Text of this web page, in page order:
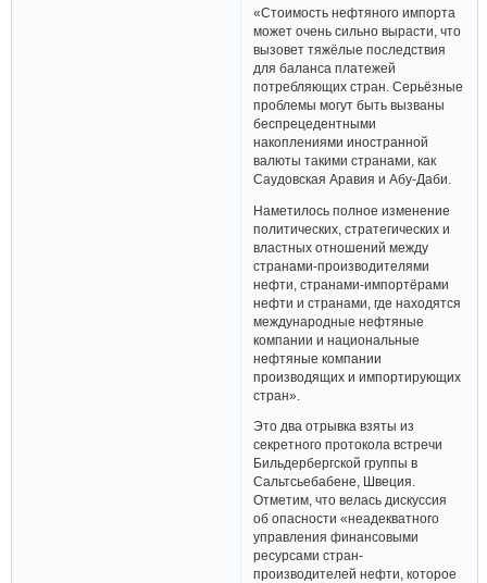
«Стоимость нефтяного импорта
может очень сильно вырасти, что
вызовет тяжёлые последствия
для баланса платежей
потребляющих стран. Серьёзные
проблемы могут быть вызваны
беспрецедентными
накоплениями иностранной
валюты такими странами, как
Саудовская Аравия и Абу-Даби.
Наметилось полное изменение
политических, стратегических и
властных отношений между
странами-производителями
нефти, странами-импортёрами
нефти и странами, где находятся
международные нефтяные
компании и национальные
нефтяные компании
производящих и импортирующих
стран».
Это два отрывка взяты из
секретного протокола встречи
Бильдербергской группы в
Сальтсьебабене, Швеция.
Отметим, что велась дискуссия
об опасности «неадекватного
управления финансовыми
ресурсами стран-
производителей нефти, которое